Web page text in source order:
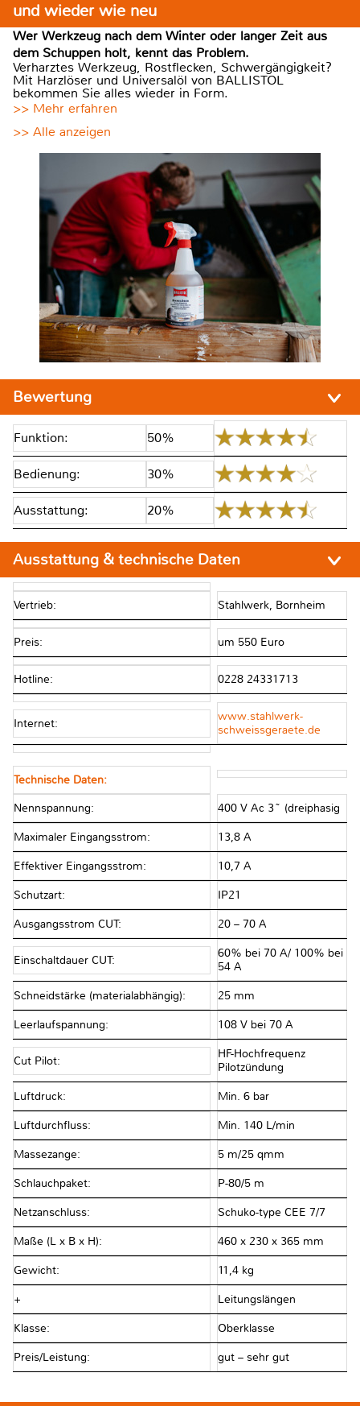
und wieder wie neu
Wer Werkzeug nach dem Winter oder langer Zeit aus
dem Schuppen holt, kennt das Problem.
Verharztes Werkzeug, Rostflecken, Schwergängigkeit?
Mit Harzlöser und Universalöl von BALLISTOL
bekommen Sie alles wieder in Form.
>> Mehr erfahren
>> Alle anzeigen
Bewertung
Funktion: 50%
Bedienung: 30%
Ausstattung: 20%
Ausstattung & technische Daten
Vertrieb: Stahlwerk, Bornheim
Preis: um 550 Euro
Hotline: 0228 24331713
Internet:
www.stahlwerk-
schweissgeraete.de
Technische Daten:
Nennspannung: 400 V Ac 3~ (dreiphasig
Maximaler Eingangsstrom: 13,8 A
Effektiver Eingangsstrom: 10,7 A
Schutzart: IP21
Ausgangsstrom CUT: 20 – 70 A
Einschaltdauer CUT:
60% bei 70 A/ 100% bei
54 A
Schneidstärke (materialabhängig): 25 mm
Leerlaufspannung: 108 V bei 70 A
Cut Pilot:
HF-Hochfrequenz
Pilotzündung
Luftdruck: Min. 6 bar
Luftdurchfluss: Min. 140 L/min
Massezange: 5 m/25 qmm
Schlauchpaket: P-80/5 m
Netzanschluss: Schuko-type CEE 7/7
Maße (L x B x H): 460 x 230 x 365 mm
Gewicht: 11,4 kg
+ Leitungslängen
Klasse: Oberklasse
Preis/Leistung: gut – sehr gut